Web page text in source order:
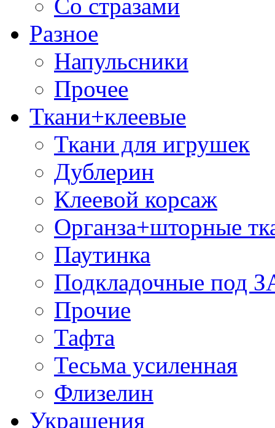
Со стразами
Разное
Напульсники
Прочее
Ткани+клеевые
Ткани для игрушек
Дублерин
Клеевой корсаж
Органза+шторные
Паутинка
Подкладочные под
Прочие
Тафта
Тесьма усиленная
Флизелин
Украшения